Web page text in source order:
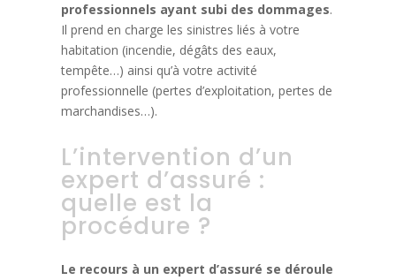
professionnels ayant subi des dommages.
Il prend en charge les sinistres liés à votre
habitation (incendie, dégâts des eaux,
tempête…) ainsi qu’à votre activité
professionnelle (pertes d’exploitation, pertes de
marchandises…).
L’intervention d’un
expert d’assuré :
quelle est la
procédure ?
Le recours à un expert d’assuré se déroule